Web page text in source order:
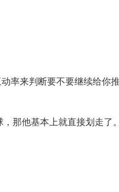
率来判断要不要继续给你推
那他基本上就直接划走了。